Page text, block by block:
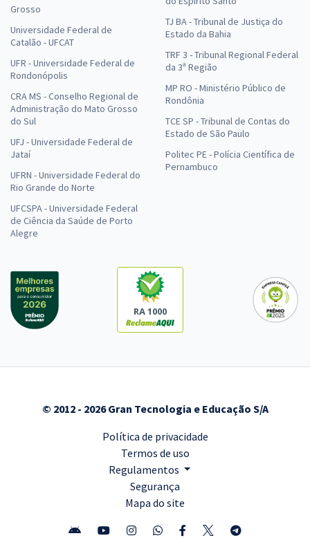
Grosso
Universidade Federal de
Catalão - UFCAT
UFR - Universidade Federal de
Rondonópolis
CRA MS - Conselho Regional de
Administração do Mato Grosso
do Sul
UFJ - Universidade Federal de
Jataí
UFRN - Universidade Federal do
Rio Grande do Norte
UFCSPA - Universidade Federal
de Ciência da Saúde de Porto
Alegre
TJ BA - Tribunal de Justiça do
Estado da Bahia
TRF 3 - Tribunal Regional Federal
da 3ª Região
MP RO - Ministério Público de
Rondônia
TCE SP - Tribunal de Contas do
Estado de São Paulo
Politec PE - Polícia Científica de
Pernambuco
RA 1000
© 2012 - 2026 Gran Tecnologia e Educação S/A
Política de privacidade
Termos de uso
Regulamentos
Segurança
Mapa do site